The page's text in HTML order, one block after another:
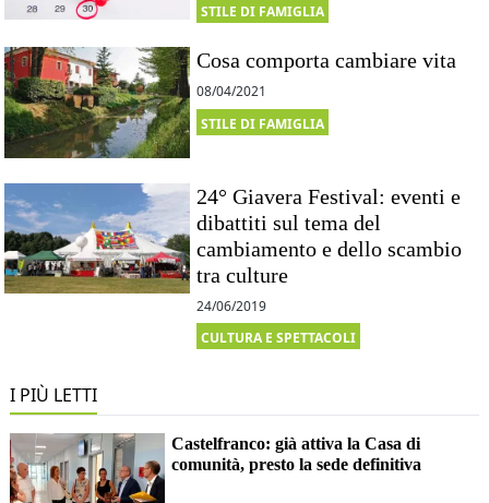
STILE DI FAMIGLIA
Cosa comporta cambiare vita
08/04/2021
STILE DI FAMIGLIA
24° Giavera Festival: eventi e
dibattiti sul tema del
cambiamento e dello scambio
tra culture
24/06/2019
CULTURA E SPETTACOLI
I PIÙ LETTI
Castelfranco: già attiva la Casa di
comunità, presto la sede definitiva